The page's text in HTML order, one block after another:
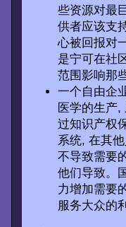
些资源对最
供者应该支
心被回报对
是宁可在社
范围影响那
一个自由企
医学的生产,
过知识产权
系统, 在其
不导致需要
他们导致。
力增加需要
服务大众的